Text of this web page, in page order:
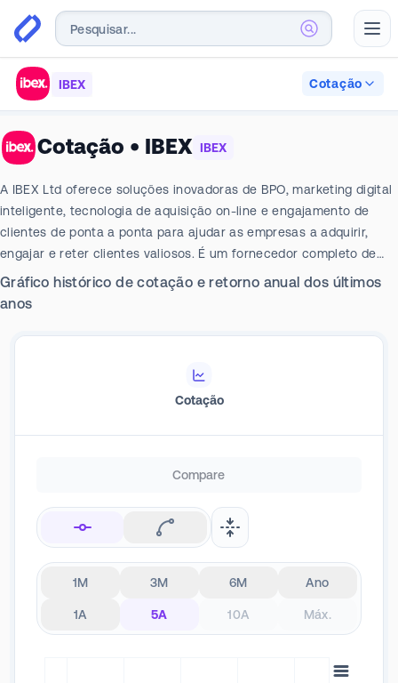
IBEX Cotação
Cotação • IBEX IBEX
A IBEX Ltd oferece soluções inovadoras de BPO, marketing digital
inteligente, tecnologia de aquisição on-line e engajamento de
clientes de ponta a ponta para ajudar as empresas a adquirir,
engajar e reter clientes valiosos. É um fornecedor completo de
soluções tecnológicas de CLX para otimizar a aquisição, o
abrangem três áreas: experiência do cliente digital e omnicanal
digital) e pesquisas e análises digitais. Atende a uma ampla gama
de setores, como telecomunicações, cabo, serviços financeiros e
Gráfico histórico de cotação e retorno anual dos últimos
anos
Cotação
1M 3M 6M Ano
1A 5A 10A Máx.
Compare